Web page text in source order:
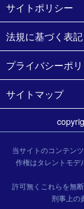
サイトポリシー
法規に基づく表記
プライバシーポ
サイトマップ
当サイトのコンテン
作権はタレントモデ
許可無くこれらを無
刑事上の